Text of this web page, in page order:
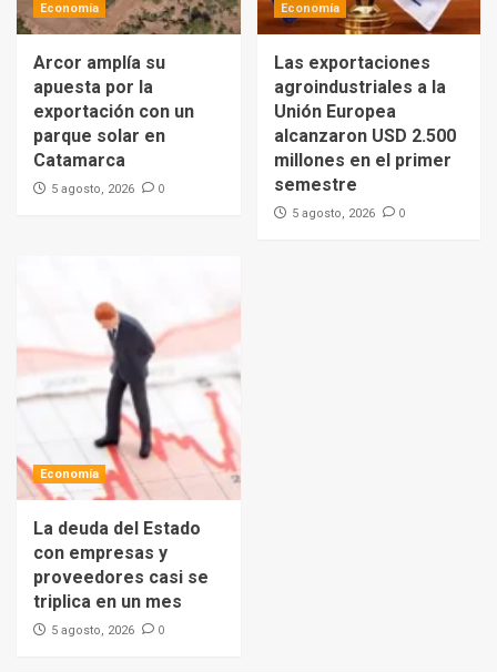
Economía
Arcor amplía su
apuesta por la
exportación con un
parque solar en
Catamarca
5 agosto, 2026 0
Economía
Las exportaciones
agroindustriales a la
Unión Europea
alcanzaron USD 2.500
millones en el primer
semestre
5 agosto, 2026 0
Economía
La deuda del Estado
con empresas y
proveedores casi se
triplica en un mes
5 agosto, 2026 0